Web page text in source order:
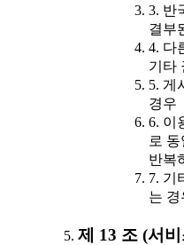
3. 반
결부
4. 다
기타
5. 게
경우
6. 이
로
반복
7. 기
는 경
제 13 조 (서